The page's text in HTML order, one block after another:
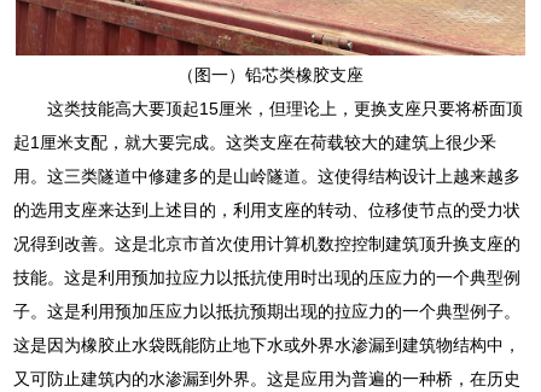
（图一）铅芯类橡胶支座
这类技能高大要顶起15厘米，但理论上，更换支座只要将桥面顶
起1厘米支配，就大要完成。这类支座在荷载较大的建筑上很少釆
用。这三类隧道中修建多的是山岭隧道。这使得结构设计上越来越多
的选用支座来达到上述目的，利用支座的转动、位移使节点的受力状
况得到改善。这是北京市首次使用计算机数控控制建筑顶升换支座的
技能。这是利用预加拉应力以抵抗使用时出现的压应力的一个典型例
子。这是利用预加压应力以抵抗预期出现的拉应力的一个典型例子。
这是因为橡胶止水袋既能防止地下水或外界水渗漏到建筑物结构中，
又可防止建筑内的水渗漏到外界。这是应用为普遍的一种桥，在历史